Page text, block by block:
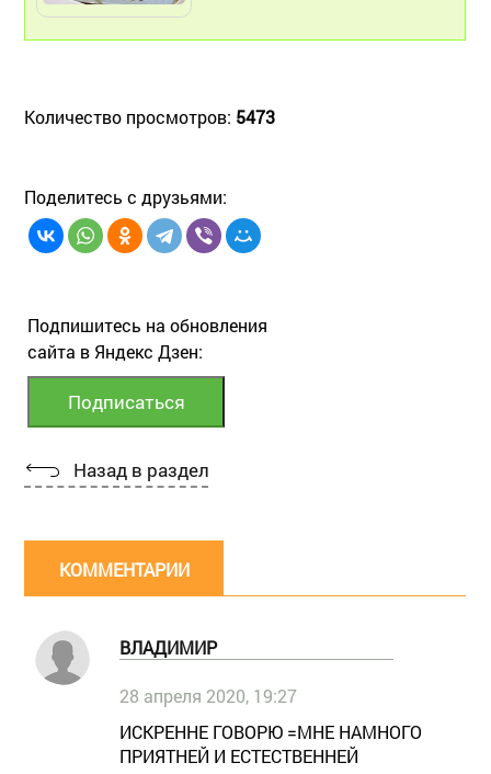
Количество просмотров: 5473
Поделитесь с друзьями:
Подпишитесь на обновления
сайта в Яндекс Дзен:
Назад в раздел
КОММЕНТАРИИ
ВЛАДИМИР
28 апреля 2020, 19:27
ИСКРЕННЕ ГОВОРЮ =МНЕ НАМНОГО
ПРИЯТНЕЙ И ЕСТЕСТВЕННЕЙ